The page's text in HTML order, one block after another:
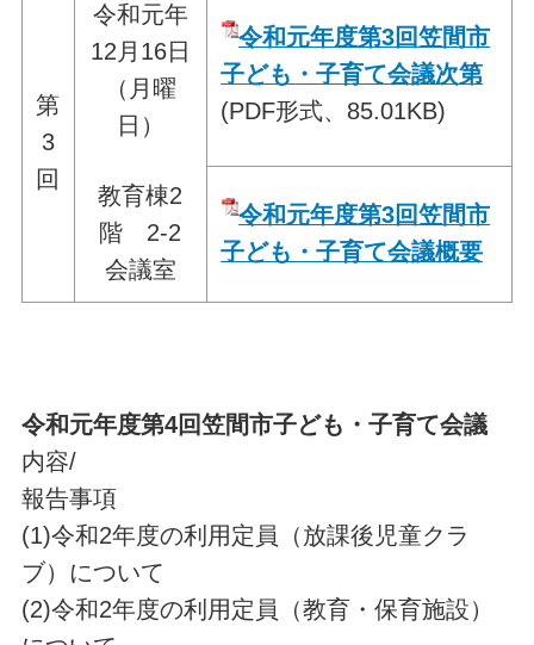
第
3
回
令和元年
12月16日
（月曜
日）
教育棟2
階 2-2
会議室
令和元年度第3回笠間市
子ども・子育て会議次第
(PDF形式、85.01KB)
令和元年度第3回笠間市
子ども・子育て会議概要
令和元年度第4回笠間市子ども・子育て会議
内容/
報告事項
(1)令和2年度の利用定員（放課後児童クラ
ブ）について
(2)令和2年度の利用定員（教育・保育施設）